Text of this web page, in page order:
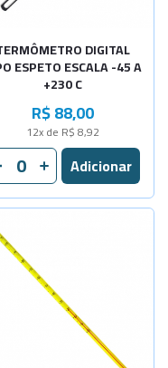
DIGITAL
ESPETO ESCALA -45 A
+230 C
R$ 88,00
12x de R$ 8,92